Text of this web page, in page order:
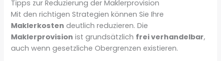
Tipps zur Reduzierung der Maklerprovision
Mit den richtigen Strategien können Sie Ihre
Maklerkosten deutlich reduzieren. Die
Maklerprovision ist grundsätzlich frei verhandelbar,
auch wenn gesetzliche Obergrenzen existieren.